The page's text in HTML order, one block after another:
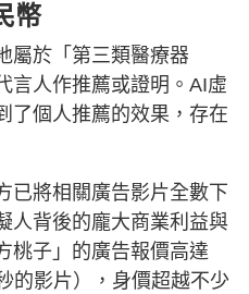
幣
屬於「第三類醫療器
言人作推薦或證明。AI虛
了個人推薦的效果，存在
已將相關廣告影片全數下
人背後的龐大商業利益與
桃子」的廣告報價高達
的影片），身價超越不少